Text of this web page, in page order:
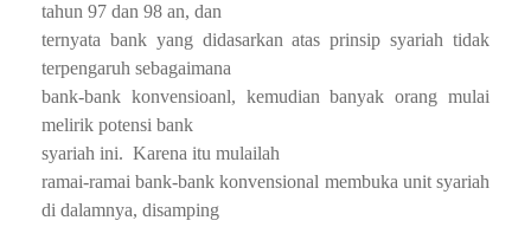
tahun 97 dan 98 an, dan
ternyata bank yang didasarkan atas prinsip syariah tidak
terpengaruh sebagaimana
bank-bank konvensioanl, kemudian banyak orang mulai
melirik potensi bank
syariah ini. Karena itu mulailah
ramai-ramai bank-bank konvensional membuka unit syariah
di dalamnya, disamping